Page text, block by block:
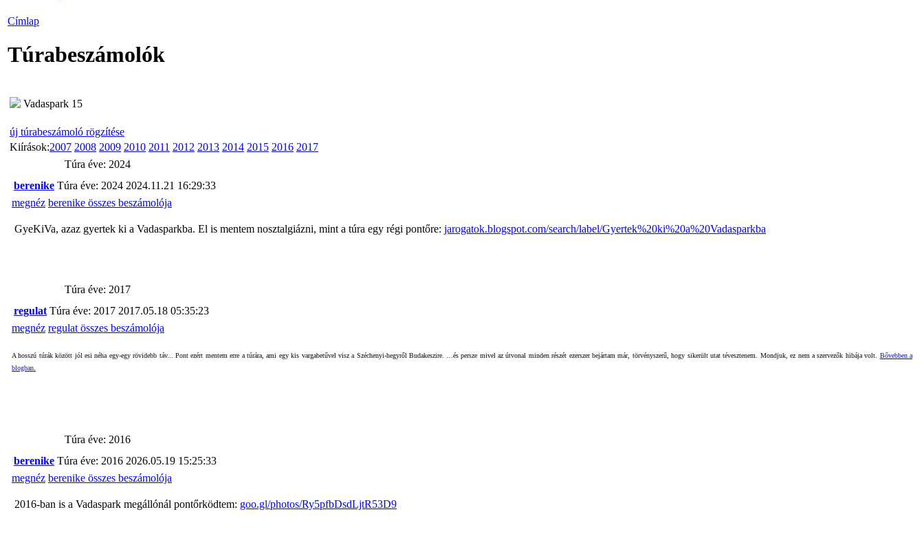
Címlap
Túrabeszámolók
Vadaspark 15
új túrabeszámoló rögzítése
Kiírások:2007 2008 2009 2010 2011 2012 2013 2014 2015 2016 2017
Túra éve: 2024
berenike Túra éve: 2024 2024.11.21 16:29:33
megnéz berenike összes beszámolója
GyeKiVa, azaz gyertek ki a Vadasparkba. El is mentem nosztalgiázni, mint a túra egy régi pontőre: jarogatok.blogspot.com/search/label/Gyertek%20ki%20a%20Vadasparkba
Túra éve: 2017
regulat Túra éve: 2017 2017.05.18 05:35:23
megnéz regulat összes beszámolója
A hosszú túrák között jól esi néha egy-egy rövidebb táv... Pont ezért mentem erre a túrára, ami egy kis vargabetűvel visz a Széchenyi-hegyről Budakeszire. ...és persze mivel az útvonal minden részét ezerszer bejártam már, törvényszerű, hogy sikerült utat tévesztenem. Mondjuk, ez nem a szervezők hibája volt. Bővebben a
blogban.
Túra éve: 2016
berenike Túra éve: 2016 2026.05.19 15:25:33
megnéz berenike összes beszámolója
2016-ban is a Vadaspark megállónál pontőrködtem: goo.gl/photos/Ry5pfbDsdLjtR53D9